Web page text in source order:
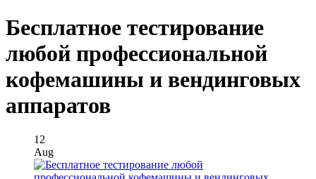
Бесплатное тестирование
любой профессиональной
кофемашины и вендинговых
аппаратов
12
Aug